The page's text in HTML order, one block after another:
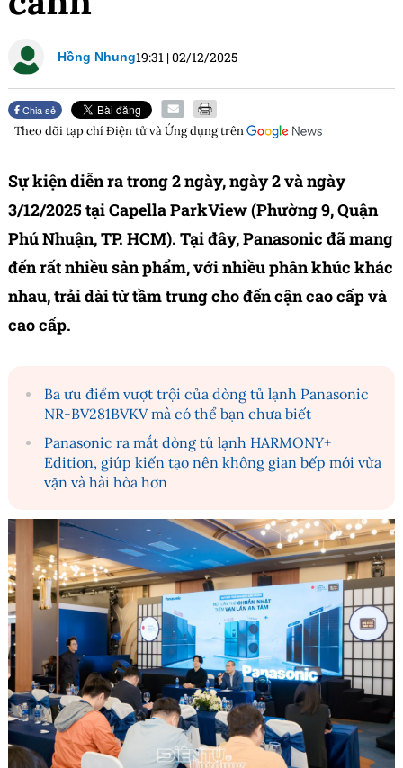
Hồng Nhung19:31 |02/12/2025
Chia sẻ
Theo dõi tạp chíĐiện tử và Ứng dụngtrên
Sự kiện diễn ra trong 2 ngày, ngày 2 và ngày
3/12/2025 tại Capella ParkView (Phường 9, Quận
Phú Nhuận, TP. HCM). Tại đây, Panasonic đã mang
đến rất nhiều sản phẩm, với nhiều phân khúc khác
nhau, trải dài từ tầm trung cho đến cận cao cấp và
cao cấp.
Ba ưu điểm vượt trội của dòng tủ lạnh Panasonic
NR-BV281BVKV mà có thể bạn chưa biết
Panasonic ra mắt dòng tủ lạnh HARMONY+
Edition, giúp kiến tạo nên không gian bếp mới vừa
vặn và hài hòa hơn